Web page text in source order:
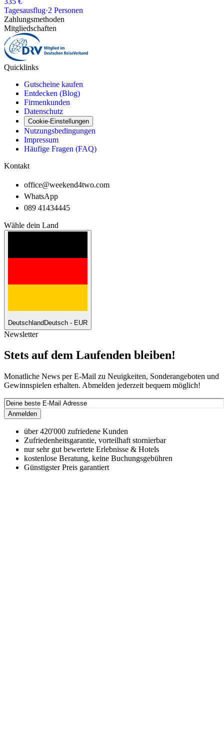
Tagesausflug·2 Personen
Zahlungsmethoden
Mitgliedschaften
Quicklinks
Gutscheine kaufen
Entdecken (Blog)
Firmenkunden
Datenschutz
Cookie-Einstellungen
Nutzungsbedingungen
Impressum
Häufige Fragen (FAQ)
Kontakt
office@weekend4two.com
WhatsApp
089 41434445
Wähle dein Land
DeutschlandDeutsch - EUR
Newsletter
Stets auf dem Laufenden bleiben!
Monatliche News per E-Mail zu Neuigkeiten, Sonderangeboten und
Gewinnspielen erhalten. Abmelden jederzeit bequem möglich!
Anmelden
über 420'000 zufriedene Kunden
Zufriedenheitsgarantie, vorteilhaft stornierbar
nur sehr gut bewertete Erlebnisse & Hotels
kostenlose Beratung, keine Buchungsgebühren
Günstigster Preis garantiert